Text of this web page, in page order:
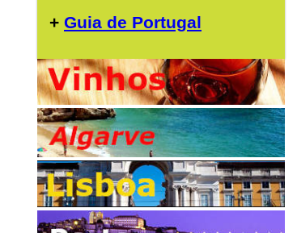
+ Guia de Portugal